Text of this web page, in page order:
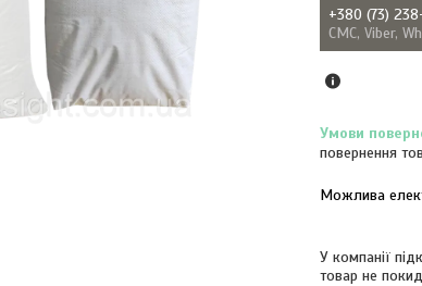
+380 (73)
СМС, Viber,
повернення
У компанії
товар не